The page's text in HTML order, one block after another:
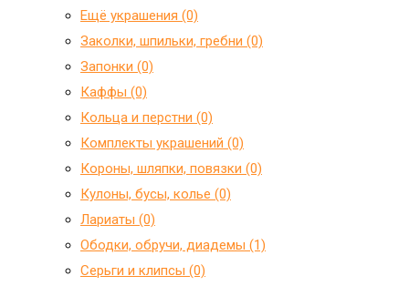
Ещё украшения (0)
Заколки, шпильки, гребни (0)
Запонки (0)
Каффы (0)
Кольца и перстни (0)
Комплекты украшений (0)
Короны, шляпки, повязки (0)
Кулоны, бусы, колье (0)
Лариаты (0)
Ободки, обручи, диадемы (1)
Серьги и клипсы (0)